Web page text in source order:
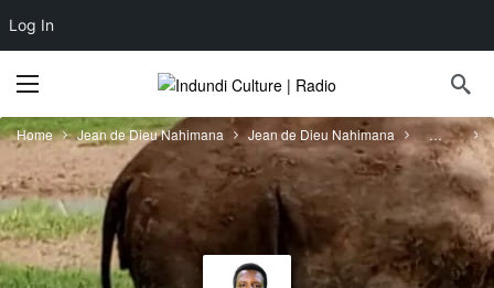
Log In
Home Jean de Dieu Nahimana Jean de Dieu Nahimana Forums